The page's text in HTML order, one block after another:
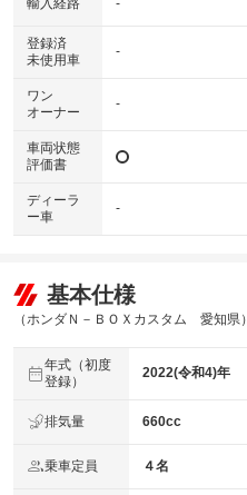
輸入経路 -
登録済
未使用車
-
ワン
オーナー
-
車両状態
評価書
ディーラ
ー車
-
基本仕様
（ホンダＮ－ＢＯＸカスタム 愛知県）
年式（初度
登録）
2022(令和4)年
排気量 660cc
乗車定員 ４名